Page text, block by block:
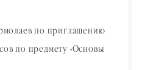
по приглашению
по предмету «Основы